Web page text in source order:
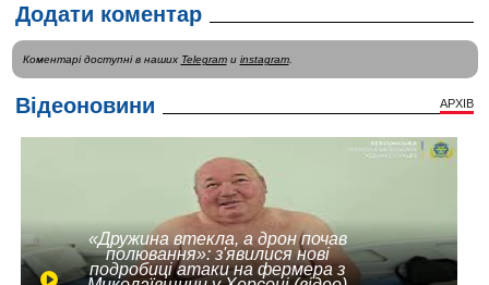
Додати коментар
Коментарі доступні в наших Telegramи instagram.
Відеоновини АРХІВ
«Дружина втекла, а дрон почав
полювання»: з'явилися нові
подробиці атаки на фермера з